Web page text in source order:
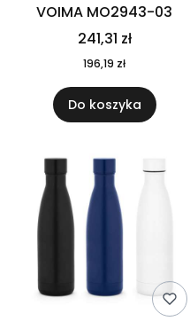
VOIMA MO2943-03
241,31 zł
196,19 zł
Do koszyka